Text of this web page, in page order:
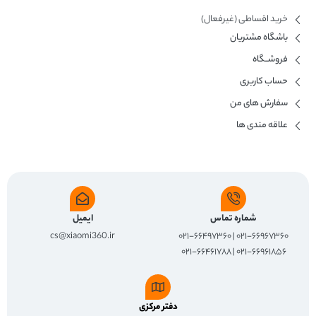
خرید اقساطی (غیرفعال)
باشگاه مشتریان
فروشــگاه
حساب کاربری
سفارش های من
علاقه مندی ها
شماره تماس
۰۲۱-۶۶۹۶۷۳۶۰ | ۰۲۱-۶۶۴۹۷۳۶۰
۰۲۱-۶۶۹۶۱۸۵۶ | ۰۲۱-۶۶۴۶۱۷۸۸
ایمیل
cs@xiaomi360.ir
دفتر مرکزی